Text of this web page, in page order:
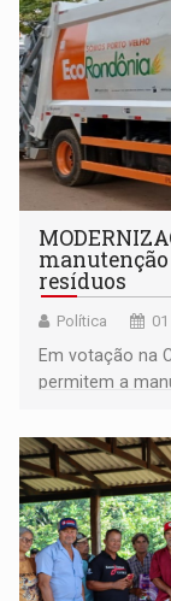
resíduos
Política
Em votação na
permitem a